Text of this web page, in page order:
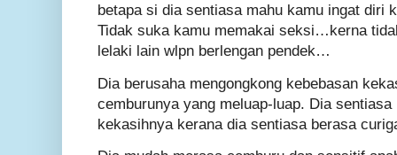
betapa si dia sentiasa mahu kamu ingat diri
Tidak suka kamu memakai seksi…kerna
lelaki lain wlpn berlengan pendek…
Dia berusaha mengongkong kebebasan
cemburunya yang meluap-luap. Dia
kekasihnya kerana dia sentiasa berasa